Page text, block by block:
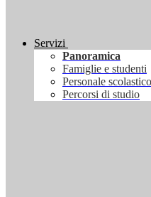
Servizi
Panoramica
Famiglie e studenti
Personale scolastico
Percorsi di studio